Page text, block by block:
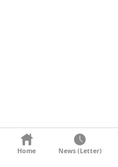
KONTAKT
Home News (Letter)